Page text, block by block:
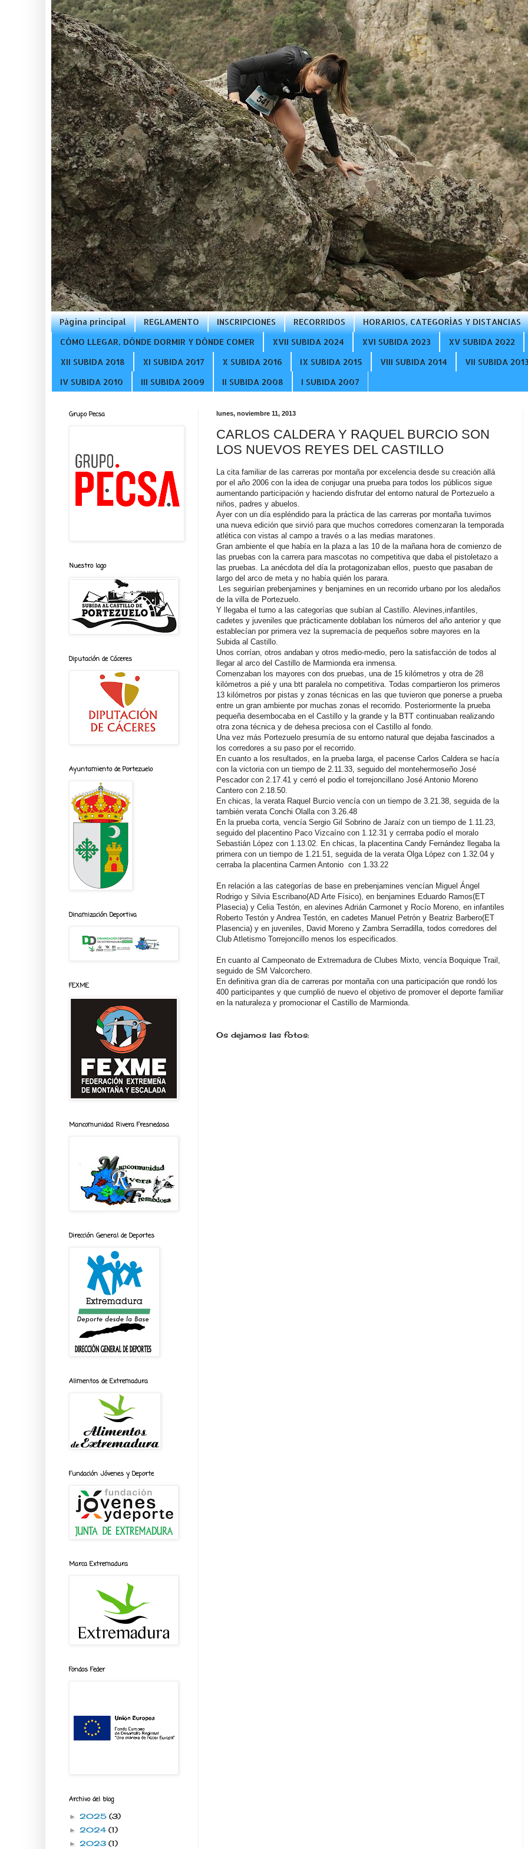
Página principal REGLAMENTO INSCRIPCIONES RECORRIDOS HORARIOS, CATEGORÍAS Y DISTANCIAS
CÓMO LLEGAR, DÓNDE DORMIR Y DÓNDE COMER
XVII SUBIDA 2024 XVI SUBIDA 2023 XV SUBIDA 2022
XII SUBIDA 2018
XI SUBIDA 2017 X SUBIDA 2016 IX SUBIDA 2015 VIII SUBIDA 2014 VII SUBIDA 2013
IV SUBIDA 2010
III SUBIDA 2009 II SUBIDA 2008 I SUBIDA 2007
lunes, noviembre 11, 2013
CARLOS CALDERA Y RAQUEL BURCIO SON
LOS NUEVOS REYES DEL CASTILLO
La cita familiar de las carreras por montaña por excelencia desde su creación allá
por el año 2006 con la idea de conjugar una prueba para todos los públicos sigue
aumentando participación y haciendo disfrutar del entorno natural de Portezuelo a
niños, padres y abuelos.
Ayer con un día espléndido para la práctica de las carreras por montaña tuvimos
una nueva edición que sirvió para que muchos corredores comenzaran la temporada
atlética con vistas al campo a través o a las medias maratones.
Gran ambiente el que había en la plaza a las 10 de la mañana hora de comienzo de
las pruebas con la carrera para mascotas no competitiva que daba el pistoletazo a
las pruebas. La anécdota del día la protagonizaban ellos, puesto que pasaban de
largo del arco de meta y no había quién los parara.
Les seguirían prebenjamines y benjamines en un recorrido urbano por los aledaños
de la villa de Portezuelo.
Y llegaba el turno a las categorías que subían al Castillo. Alevines,infantiles,
cadetes y juveniles que prácticamente doblaban los números del año anterior y que
establecían por primera vez la supremacía de pequeños sobre mayores en la
Subida al Castillo.
Unos corrían, otros andaban y otros medio-medio, pero la satisfacción de todos al
llegar al arco del Castillo de Marmionda era inmensa.
Comenzaban los mayores con dos pruebas, una de 15 kilómetros y otra de 28
kilómetros a pié y una btt paralela no competitiva. Todas compartieron los primeros
13 kilómetros por pistas y zonas técnicas en las que tuvieron que ponerse a prueba
entre un gran ambiente por muchas zonas el recorrido. Posteriormente la prueba
pequeña desembocaba en el Castillo y la grande y la BTT continuaban realizando
otra zona técnica y de dehesa preciosa con el Castillo al fondo.
Una vez más Portezuelo presumía de su entorno natural que dejaba fascinados a
los corredores a su paso por el recorrido.
En cuanto a los resultados, en la prueba larga, el pacense Carlos Caldera se hacía
con la victoria con un tiempo de 2.11.33, seguido del montehermoseño José
Pescador con 2.17.41 y cerró el podio el torrejoncillano José Antonio Moreno
Cantero con 2.18.50.
En chicas, la verata Raquel Burcio vencía con un tiempo de 3.21.38, seguida de la
también verata Conchi Olalla con 3.26.48
En la prueba corta, vencía Sergio Gil Sobrino de Jaraíz con un tiempo de 1.11.23,
seguido del placentino Paco Vizcaíno con 1.12.31 y cerrraba podío el moralo
Sebastián López con 1.13.02. En chicas, la placentina Candy Fernández llegaba la
primera con un tiempo de 1.21.51, seguida de la verata Olga López con 1.32.04 y
cerraba la placentina Carmen Antonio con 1.33.22
En relación a las categorías de base en prebenjamines vencían Miguel Ángel
Rodrigo y Silvia Escribano(AD Arte Físico), en benjamines Eduardo Ramos(ET
Plasecia) y Celia Testón, en alevines Adrián Carmonet y Rocío Moreno, en infantiles
Roberto Testón y Andrea Testón, en cadetes Manuel Petrón y Beatriz Barbero(ET
Plasencia) y en juveniles, David Moreno y Zambra Serradilla, todos corredores del
Club Atletismo Torrejoncillo menos los especificados.
En cuanto al Campeonato de Extremadura de Clubes Mixto, vencía Boquique Trail,
seguido de SM Valcorchero.
En definitiva gran día de carreras por montaña con una participación que rondó los
400 participantes y que cumplió de nuevo el objetivo de promover el deporte familiar
en la naturaleza y promocionar el Castillo de Marmionda.
Os dejamos las fotos:
Grupo Pecsa
Nuestro logo
Diputación de Cáceres
Ayuntamiento de Portezuelo
Dinamización Deportiva
FEXME
Mancomunidad Rivera Fresnedosa
Dirección General de Deportes
Alimentos de Extremadura
Fundación Jóvenes y Deporte
Marca Extremadura
Fondos Feder
Archivo del blog
► 2025 (3)
► 2024 (1)
► 2023 (1)